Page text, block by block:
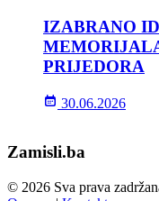
IZABRANO
PRIJEDORA
30.06.2026
Zamisli.ba
© 2026 Sva prava